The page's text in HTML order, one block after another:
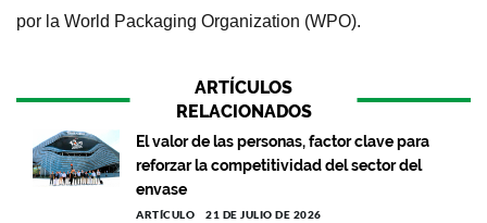
por la World Packaging Organization (WPO).
ARTÍCULOS
RELACIONADOS
El valor de las personas, factor clave para
reforzar la competitividad del sector del
envase
ARTÍCULO 21 DE JULIO DE 2026